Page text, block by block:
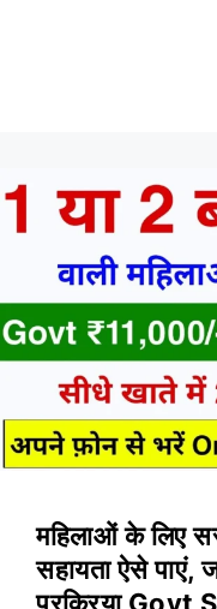
महिलाओं के लिए
सहायता ऐसे पाएं,